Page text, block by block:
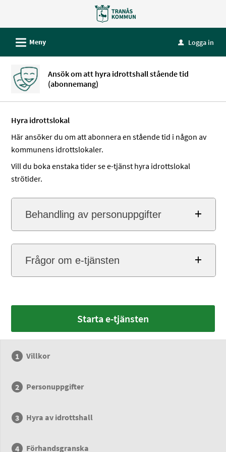
tjänster
Tranås
kommun
L Meny u Logga in
Ansök om att hyra idrottshall stående tid
(abonnemang)
Hyra idrottslokal
Här ansöker du om att abonnera en stående tid i någon av
kommunens idrottslokaler.
Vill du boka enstaka tider se e-tjänst hyra idrottslokal
strötider.
Behandling av personuppgifter
Frågor om e-tjänsten
Starta e-tjänsten
Villkor
Personuppgifter
Hyra av idrottshall
Förhandsgranska